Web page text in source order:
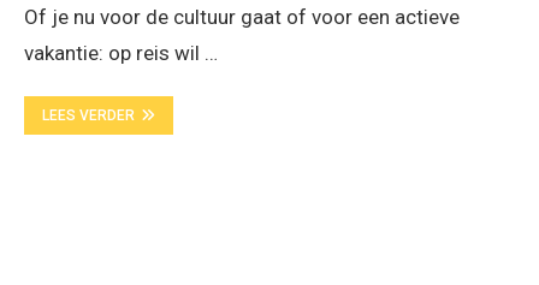
Of je nu voor de cultuur gaat of voor een actieve
vakantie: op reis wil …
LEES VERDER